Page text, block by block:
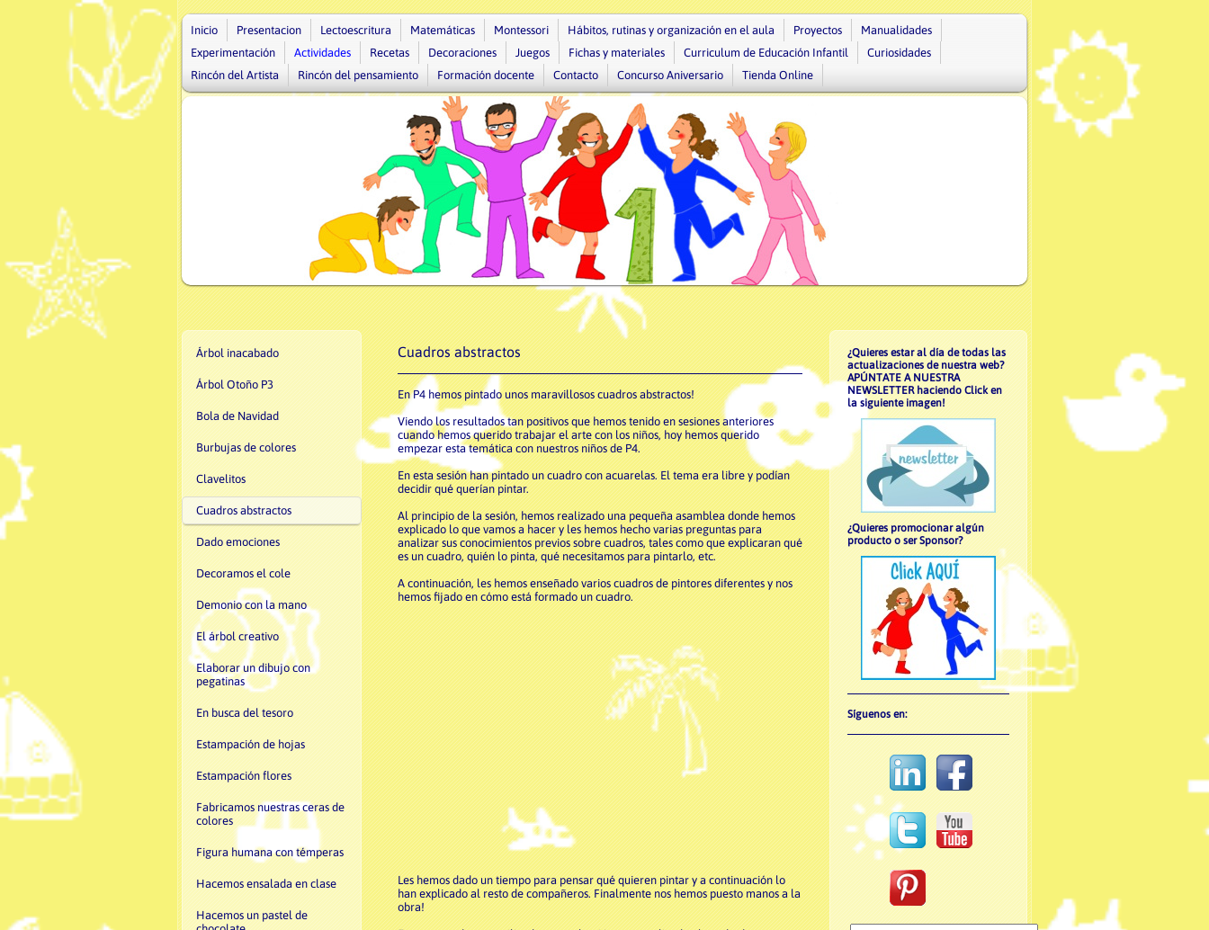
Inicio Presentacion Lectoescritura Matemáticas Montessori Hábitos, rutinas y organización en el aula Proyectos
Manualidades
Experimentación
Actividades Recetas Decoraciones Juegos Fichas y materiales Curriculum de Educación Infantil
Curiosidades
Rincón del Artista
Rincón del pensamiento Formación docente Contacto Concurso Aniversario Tienda Online
Árbol inacabado
Árbol Otoño P3
Bola de Navidad
Burbujas de colores
Clavelitos
Cuadros abstractos
Dado emociones
Decoramos el cole
Demonio con la mano
El árbol creativo
Elaborar un dibujo con
pegatinas
En busca del tesoro
Estampación de hojas
Estampación flores
Fabricamos nuestras ceras de
colores
Figura humana con témperas
Hacemos ensalada en clase
Hacemos un pastel de
Cuadros abstractos
En P4 hemos pintado unos maravillosos cuadros abstractos!
Viendo los resultados tan positivos que hemos tenido en sesiones anteriores
cuando hemos querido trabajar el arte con los niños, hoy hemos querido
empezar esta temática con nuestros niños de P4.
En esta sesión han pintado un cuadro con acuarelas. El tema era libre y podían
decidir qué querían pintar.
Al principio de la sesión, hemos realizado una pequeña asamblea donde hemos
explicado lo que vamos a hacer y les hemos hecho varias preguntas para
analizar sus conocimientos previos sobre cuadros, tales como que explicaran qué
es un cuadro, quién lo pinta, qué necesitamos para pintarlo, etc.
A continuación, les hemos enseñado varios cuadros de pintores diferentes y nos
hemos fijado en cómo está formado un cuadro.
Les hemos dado un tiempo para pensar qué quieren pintar y a continuación lo
han explicado al resto de compañeros. Finalmente nos hemos puesto manos a la
obra!
¿Quieres estar al día de todas las
actualizaciones de nuestra web?
APÚNTATE A NUESTRA
NEWSLETTER haciendo Click en
la siguiente imagen!
¿Quieres promocionar algún
producto o ser Sponsor?
Síguenos en: